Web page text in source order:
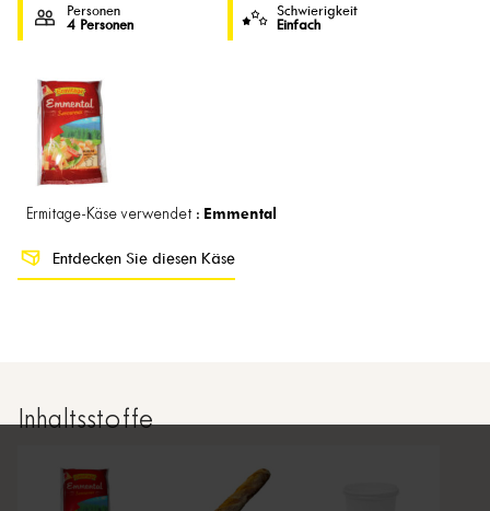
Personen
4 Personen
Schwierigkeit
Einfach
Ermitage-Käse verwendet : Emmental
Entdecken Sie diesen Käse
Inhaltsstoffe